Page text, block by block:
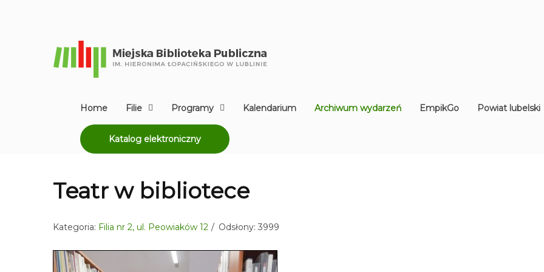
Home Filie Programy Kalendarium Archiwum wydarzeń EmpikGo Powiat lubelski
Katalog elektroniczny
Teatr w bibliotece
Kategoria: Filia nr 2, ul. Peowiaków 12 Odsłony: 3999